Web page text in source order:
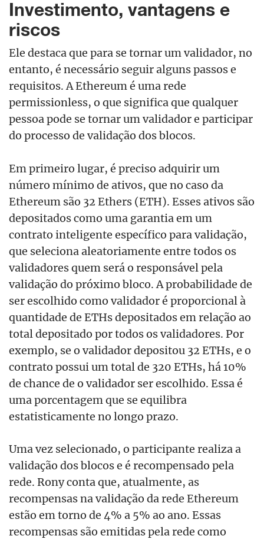
Investimento, vantagens e
riscos
Ele destaca que para se tornar um validador, no
entanto, é necessário seguir alguns passos e
requisitos. A Ethereum é uma rede
permissionless, o que significa que qualquer
pessoa pode se tornar um validador e participar
do processo de validação dos blocos.
Em primeiro lugar, é preciso adquirir um
número mínimo de ativos, que no caso da
Ethereum são 32 Ethers (ETH). Esses ativos são
depositados como uma garantia em um
contrato inteligente específico para validação,
que seleciona aleatoriamente entre todos os
validadores quem será o responsável pela
validação do próximo bloco. A probabilidade de
ser escolhido como validador é proporcional à
quantidade de ETHs depositados em relação ao
total depositado por todos os validadores. Por
exemplo, se o validador depositou 32 ETHs, e o
contrato possui um total de 320 ETHs, há 10%
de chance de o validador ser escolhido. Essa é
uma porcentagem que se equilibra
estatisticamente no longo prazo.
Uma vez selecionado, o participante realiza a
validação dos blocos e é recompensado pela
rede. Rony conta que, atualmente, as
recompensas na validação da rede Ethereum
estão em torno de 4% a 5% ao ano. Essas
recompensas são emitidas pela rede como